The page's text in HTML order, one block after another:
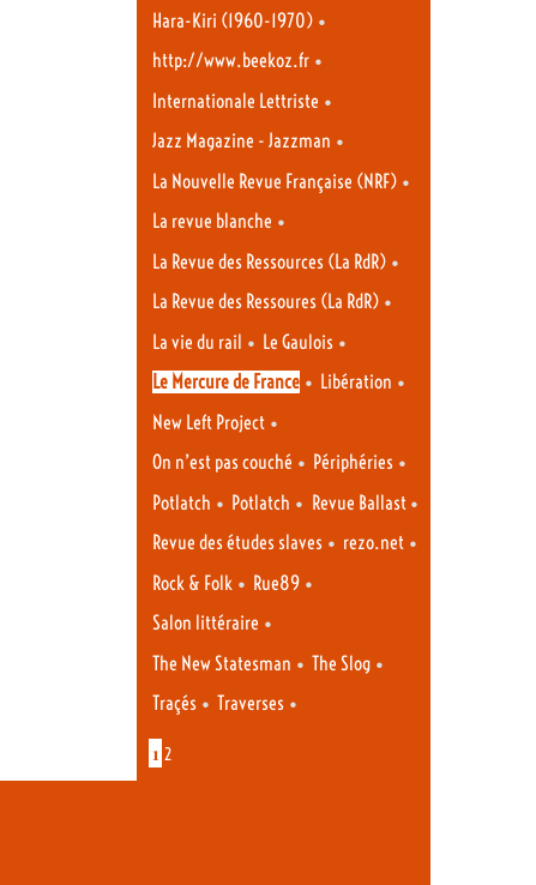
Hara-Kiri (1960-1970) •
http://www.beekoz.fr •
Internationale Lettriste •
Jazz Magazine - Jazzman •
La Nouvelle Revue Française (NRF) •
La revue blanche •
La Revue des Ressources (La RdR) •
La Revue des Ressoures (La RdR) •
La vie du rail • Le Gaulois •
Le Mercure de France • Libération •
New Left Project •
On n’est pas couché • Périphéries •
Potlatch • Potlatch • Revue Ballast •
Revue des études slaves • rezo.net •
Rock & Folk • Rue89 •
Salon littéraire •
The New Statesman • The Slog •
Traçés • Traverses •
1 2